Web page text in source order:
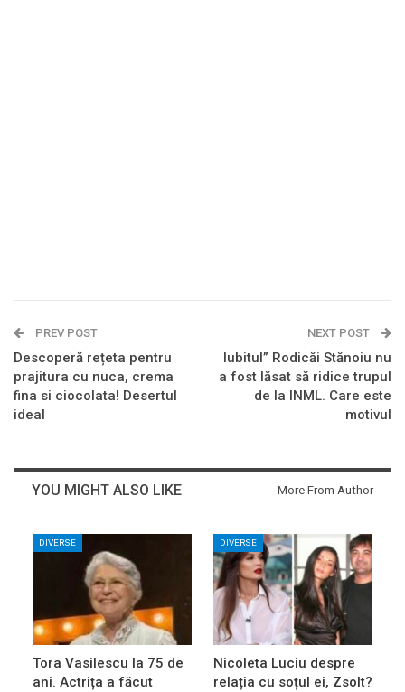
PREV POST
Descoperă rețeta pentru
prajitura cu nuca, crema
fina si ciocolata! Desertul
ideal
NEXT POST
Iubitul” Rodicăi Stănoiu nu
a fost lăsat să ridice trupul
de la INML. Care este
motivul
YOU MIGHT ALSO LIKE More From Author
DIVERSE
Tora Vasilescu la 75 de
ani. Actrița a făcut
DIVERSE
Nicoleta Luciu despre
relația cu soțul ei, Zsolt?